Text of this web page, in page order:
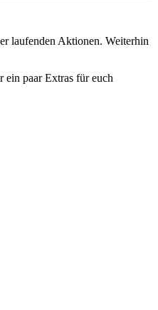
laufenden Aktionen. Weiterhin
ein paar Extras für euch